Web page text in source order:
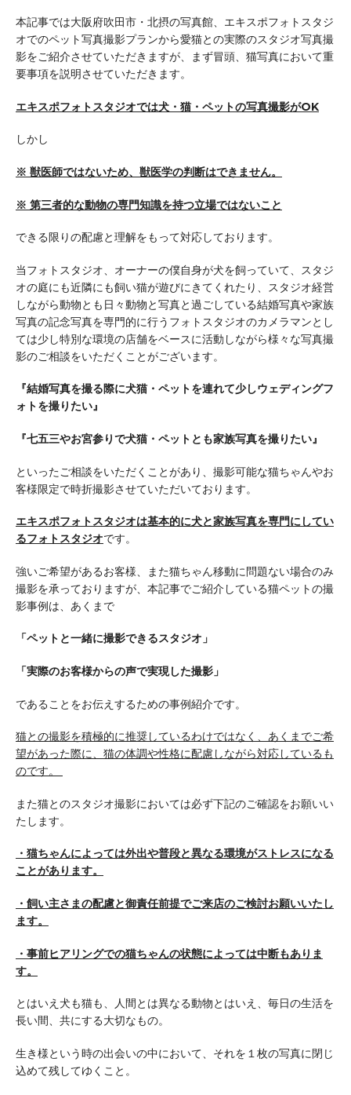
本記事では大阪府吹田市・北摂の写真館、エキスポフォトスタジ
オでのペット写真撮影プランから愛猫との実際のスタジオ写真撮
影をご紹介させていただきますが、まず冒頭、猫写真において重
要事項を説明させていただきます。
エキスポフォトスタジオでは犬・猫・ペットの写真撮影がOK
しかし
※ 獣医師ではないため、獣医学の判断はできません。
※ 第三者的な動物の専門知識を持つ立場ではないこと
できる限りの配慮と理解をもって対応しております。
当フォトスタジオ、オーナーの僕自身が犬を飼っていて、スタジ
オの庭にも近隣にも飼い猫が遊びにきてくれたり、スタジオ経営
しながら動物とも日々動物と写真と過ごしている結婚写真や家族
写真の記念写真を専門的に行うフォトスタジオのカメラマンとし
ては少し特別な環境の店舗をベースに活動しながら様々な写真撮
影のご相談をいただくことがございます。
『結婚写真を撮る際に犬猫・ペットを連れて少しウェディングフ
ォトを撮りたい』
『七五三やお宮参りで犬猫・ペットとも家族写真を撮りたい』
といったご相談をいただくことがあり、撮影可能な猫ちゃんやお
客様限定で時折撮影させていただいております。
エキスポフォトスタジオは基本的に犬と家族写真を専門にしてい
るフォトスタジオです。
強いご希望があるお客様、また猫ちゃん移動に問題ない場合のみ
撮影を承っておりますが、本記事でご紹介している猫ペットの撮
影事例は、あくまで
「ペットと一緒に撮影できるスタジオ」
「実際のお客様からの声で実現した撮影」
であることをお伝えするための事例紹介です。
猫との撮影を積極的に推奨しているわけではなく、あくまでご希
望があった際に、猫の体調や性格に配慮しながら対応しているも
のです。
また猫とのスタジオ撮影においては必ず下記のご確認をお願いい
たします。
・猫ちゃんによっては外出や普段と異なる環境がストレスになる
ことがあります。
・飼い主さまの配慮と御責任前提でご来店のご検討お願いいたし
ます。
・事前ヒアリングでの猫ちゃんの状態によっては中断もありま
す。
とはいえ犬も猫も、人間とは異なる動物とはいえ、毎日の生活を
長い間、共にする大切なもの。
生き様という時の出会いの中において、それを１枚の写真に閉じ
込めて残してゆくこと。